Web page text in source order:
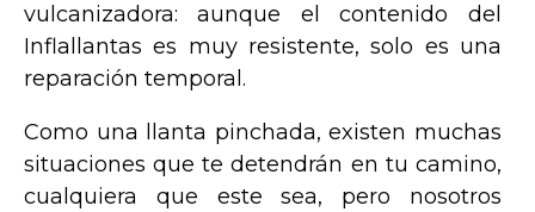
vulcanizadora: aunque el contenido del
Inflallantas es muy resistente, solo es una
reparación temporal.
Como una llanta pinchada, existen muchas
situaciones que te detendrán en tu camino,
cualquiera que este sea, pero nosotros